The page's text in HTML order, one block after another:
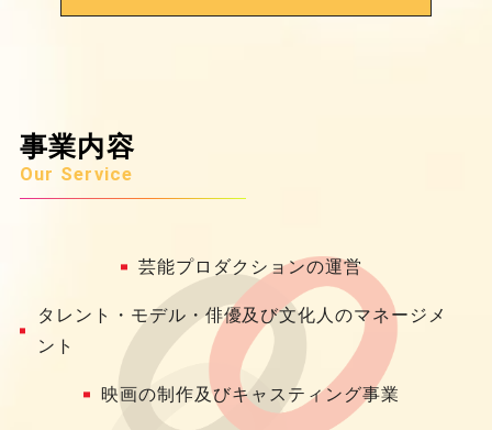
事業内容
Our Service
芸能プロダクションの運営
タレント・モデル・俳優及び文化人のマネージメ
ント
映画の制作及びキャスティング事業